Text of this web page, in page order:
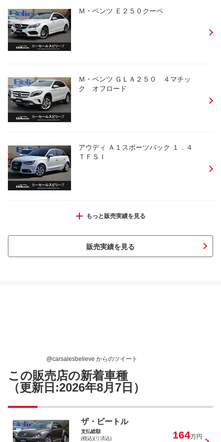
Ｍ・ベンツ Ｅ２５０クーペ
Ｍ・ベンツ ＧＬＡ２５０ ４マチッ
ク オフロード
アウディ Ａ１スポーツバック １．４
ＴＦＳＩ
ＢＭＷ ２２０ｉクーペ Ｍスポーツ
アルトラパン Ｘ
もっと販売実績を見る
販売実績を見る
@carsalesbelieve からのツイート
この販売店の新着車種
（更新日:2026年8月7日）
ザ・ビートル
支払総額
(税込)(リ済込)
164万円